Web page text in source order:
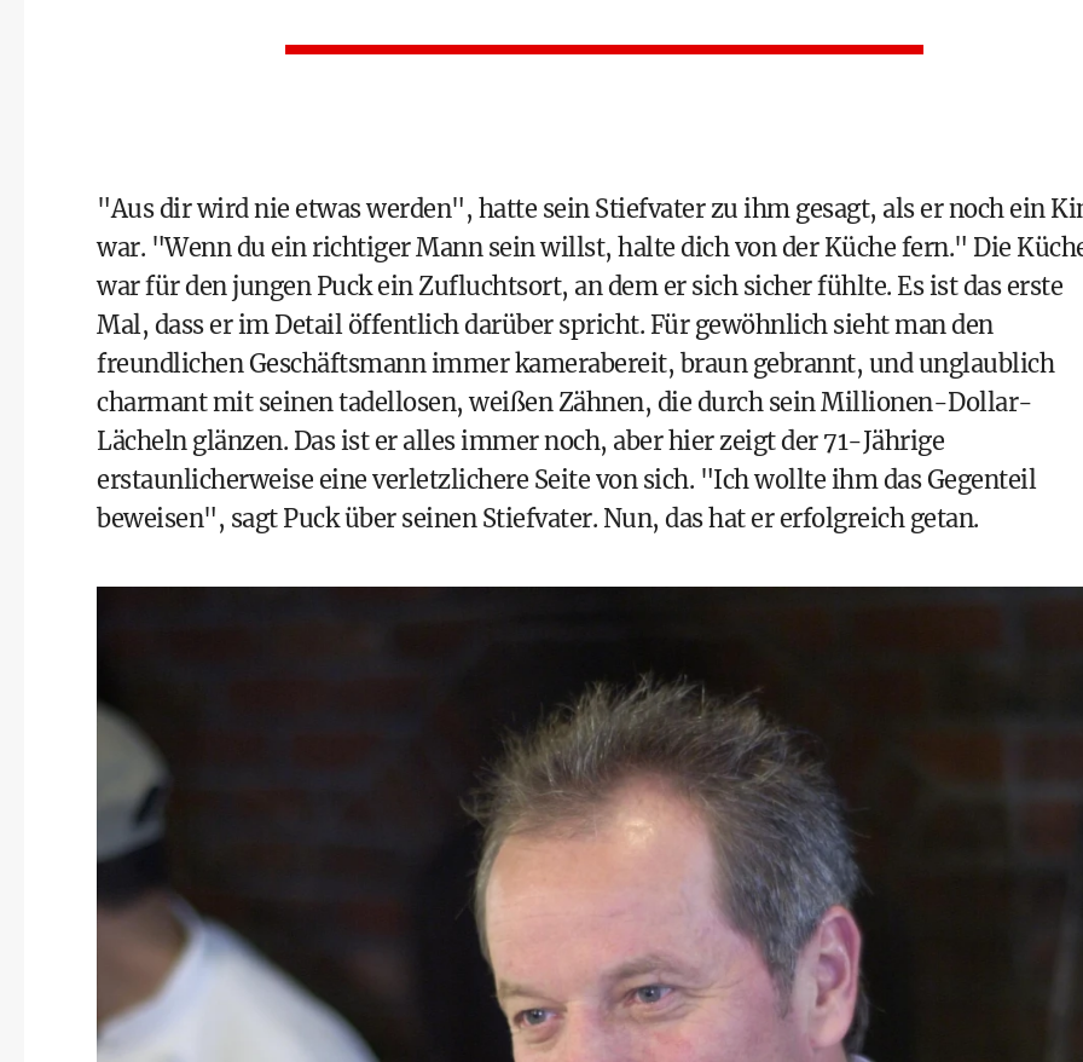
"Aus dir wird nie etwas werden", hatte sein Stiefvater zu ihm gesagt, als er noch ein
war. "Wenn du ein richtiger Mann sein willst, halte dich von der Küche fern." Die
war für den jungen Puck ein Zufluchtsort, an dem er sich sicher fühlte. Es ist das erste
Mal, dass er im Detail öffentlich darüber spricht. Für gewöhnlich sieht man den
freundlichen Geschäftsmann immer kamerabereit, braun gebrannt, und unglaublich
charmant mit seinen tadellosen, weißen Zähnen, die durch sein Millionen-Dollar-
Lächeln glänzen. Das ist er alles immer noch, aber hier zeigt der 71-Jährige
erstaunlicherweise eine verletzlichere Seite von sich. "Ich wollte ihm das Gegenteil
beweisen", sagt Puck über seinen Stiefvater. Nun, das hat er erfolgreich getan.